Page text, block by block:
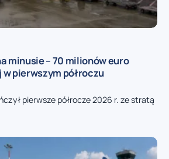
minusie – 70 milionów euro
pierwszym półroczu
pierwsze półrocze 2026 r. ze stratą